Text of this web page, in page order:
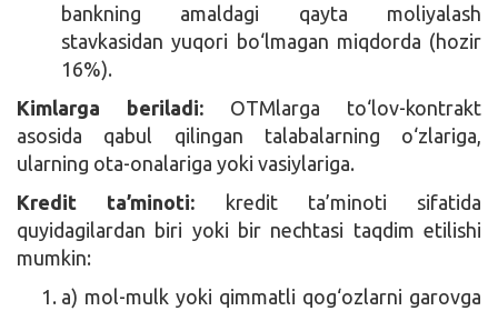
bankning amaldagi qayta moliyalash
stavkasidan yuqori bo‘lmagan miqdorda (hozir
16%).
Kimlarga beriladi: OTMlarga to‘lov-kontrakt
asosida qabul qilingan talabalarning o‘zlariga,
ularning ota-onalariga yoki vasiylariga.
Kredit ta’minoti: kredit ta’minoti sifatida
quyidagilardan biri yoki bir nechtasi taqdim etilishi
mumkin:
a) mol-mulk yoki qimmatli qog‘ozlarni garovga